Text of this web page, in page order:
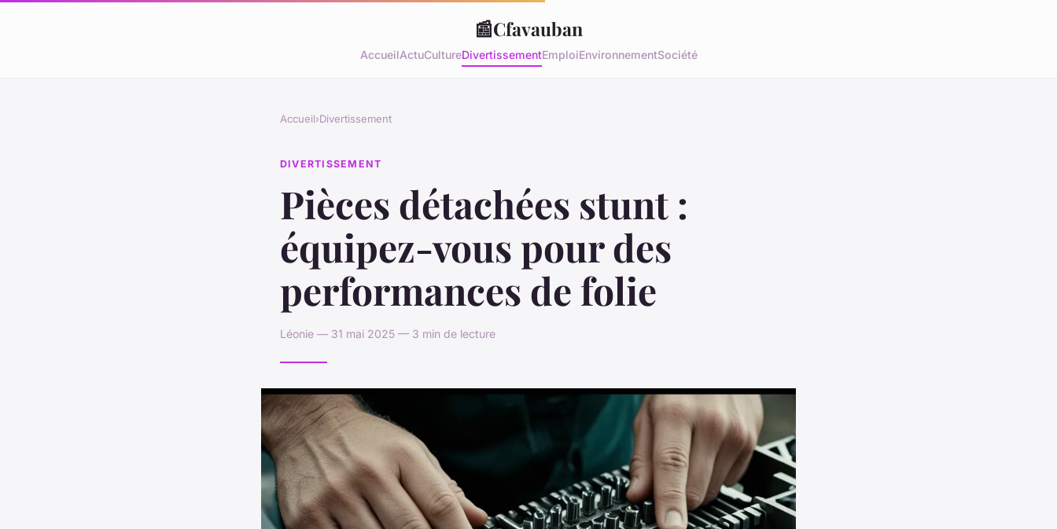
📰Cfavauban
AccueilActuCultureDivertissementEmploiEnvironnementSociété
Accueil›Divertissement
DIVERTISSEMENT
Pièces détachées stunt :
équipez-vous pour des
performances de folie
Léonie — 31 mai 2025 — 3 min de lecture